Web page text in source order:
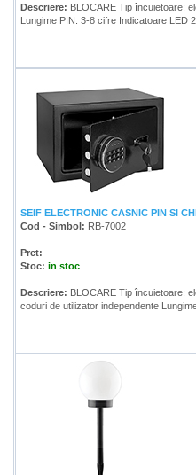
Descriere: BLOCARE Tip încuietoare:
Lungime PIN: 3-8 cifre Indicatoare LED 2
SEIF ELECTRONIC CASNIC PIN SI
Cod - Simbol: RB-7002
Pret:
Stoc: in stoc
Descriere: BLOCARE Tip încuietoare:
coduri de utilizator independente Lungime